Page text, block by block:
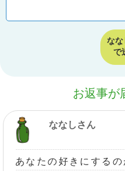
なな
で
お返事が
ななしさん
あなたの好きにするの